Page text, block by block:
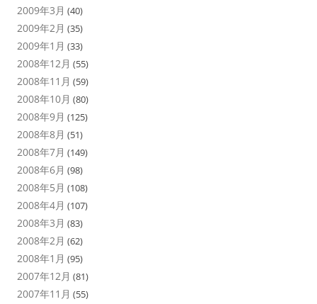
2009年3月 (40)
2009年2月 (35)
2009年1月 (33)
2008年12月 (55)
2008年11月 (59)
2008年10月 (80)
2008年9月 (125)
2008年8月 (51)
2008年7月 (149)
2008年6月 (98)
2008年5月 (108)
2008年4月 (107)
2008年3月 (83)
2008年2月 (62)
2008年1月 (95)
2007年12月 (81)
2007年11月 (55)